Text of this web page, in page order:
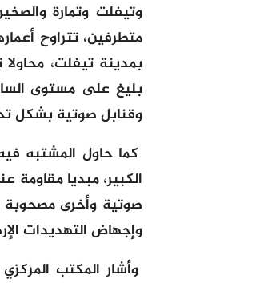
وتيفلت وتمارة
بمدينة تيفلت،
بليغ على مستوى
وقنابل صوتية بشكل
كما حاول المشتبه
الكبير، مبديا مقاومة
صوتية وأخرى مصحوبة
وإجهاض التهديدات
وأشار المكتب